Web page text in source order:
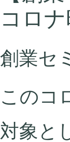
コロ
創業セ
このコ
対象と